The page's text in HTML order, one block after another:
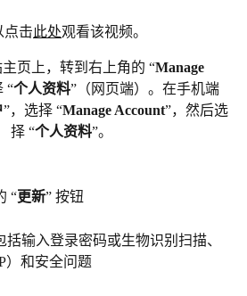
点击此处观看该视频。
页上，转到右上角的 “Manage
“个人资料”（网页端）。在手机端
”，选择 “Manage Account”，然后选
择 “个人资料”。
“更新” 按钮
输入登录密码或生物识别扫描、
）和安全问题